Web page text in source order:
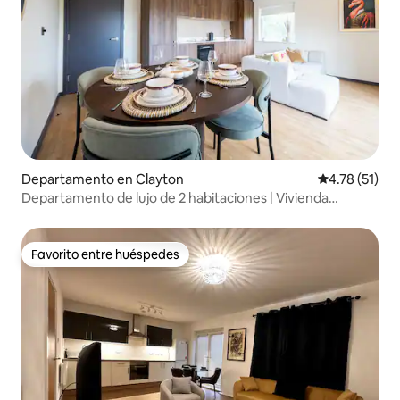
Departamento en Clayton Calificación
4.78 (51)
Departamento de lujo de 2 habitaciones | Vivienda
Favorito entre huéspedes
Favorito entre huéspedes